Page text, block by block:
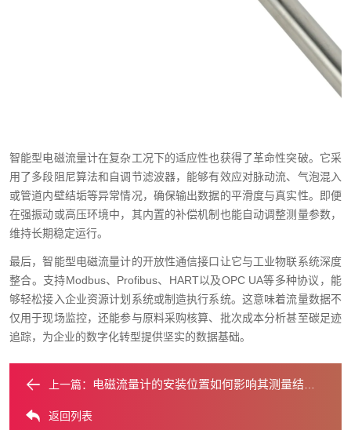
智能型电磁流量计在复杂工况下的适应性也获得了革命性突破。它采
用了多段阻尼算法和自调节滤波器，能够有效应对脉动流、气泡混入
或管道内壁结垢等异常情况，确保输出数据的平滑度与真实性。即便
在强振动或高压环境中，其内置的补偿机制也能自动调整测量参数，
维持长期稳定运行。
最后，智能型电磁流量计的开放性通信接口让它与工业物联系统深度
整合。支持Modbus、Profibus、HART以及OPC UA等多种协议，能
够轻松接入企业资源计划系统或制造执行系统。这意味着流量数据不
仅用于现场监控，还能参与原料采购核算、批次成本分析甚至碳足迹
追踪，为企业的数字化转型提供坚实的数据基础。
上一篇： 电磁流量计的安装位置如何影响其测量结果？
返回列表